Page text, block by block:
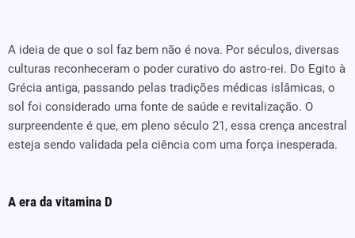
A ideia de que o sol faz bem não é nova. Por séculos, diversas
culturas reconheceram o poder curativo do astro-rei. Do Egito à
Grécia antiga, passando pelas tradições médicas islâmicas, o
sol foi considerado uma fonte de saúde e revitalização. O
surpreendente é que, em pleno século 21, essa crença ancestral
esteja sendo validada pela ciência com uma força inesperada.
A era da vitamina D